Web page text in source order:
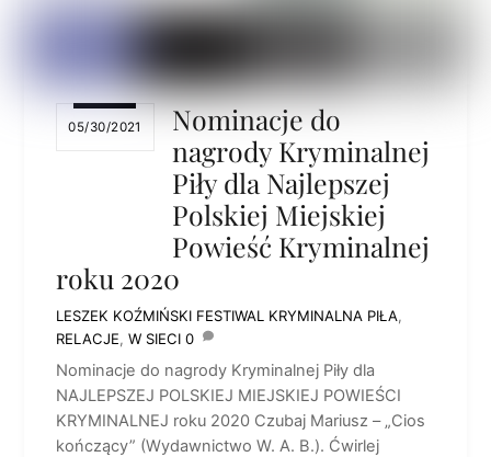
05/30/2021
Nominacje do
nagrody Kryminalnej
Piły dla Najlepszej
Polskiej Miejskiej
Powieść Kryminalnej
roku 2020
LESZEK KOŹMIŃSKI FESTIWAL KRYMINALNA PIŁA,
RELACJE, W SIECI 0
Nominacje do nagrody Kryminalnej Piły dla
NAJLEPSZEJ POLSKIEJ MIEJSKIEJ POWIEŚCI
KRYMINALNEJ roku 2020 Czubaj Mariusz – „Cios
kończący” (Wydawnictwo W. A. B.). Ćwirlej